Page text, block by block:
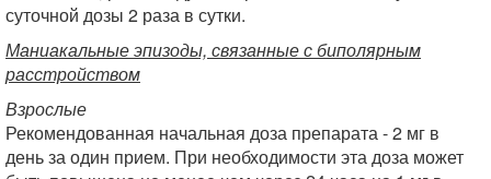
суточной дозы 2 раза в сутки.
Маниакальные эпизоды, связанные с биполярным
расстройством
Взрослые
Рекомендованная начальная доза препарата - 2 мг в
день за один прием. При необходимости эта доза может